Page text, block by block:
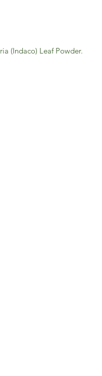
(Indaco) Leaf Powder.